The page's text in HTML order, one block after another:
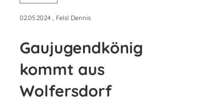
02.05.2024 , Felsl Dennis
Gaujugendkönig
kommt aus
Wolfersdorf